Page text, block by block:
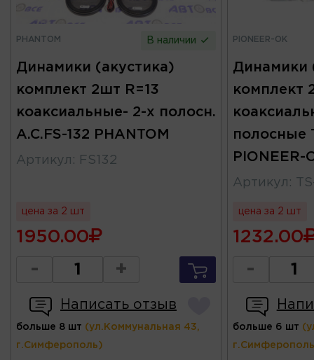
PHANTOM В наличии
Динамики (акустика)
комплект 2шт R=13
коаксиальные- 2-х полосн.
A.C.FS-132 PHANTOM
Артикул : FS132
цена за 2 шт
1950.00
- +
Написать отзыв
больше 8 шт (ул.Коммунальная 43,
г.Симферополь)
PIONEER-OK
Динамики
комплект
полосные
PIONEER-
Артикул :
цена за 2 шт
1232.00
-
больше 6 шт